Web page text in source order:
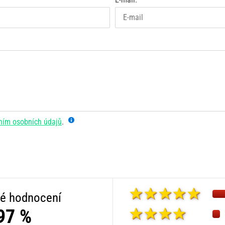
osobních údajů.
hodnocení
%